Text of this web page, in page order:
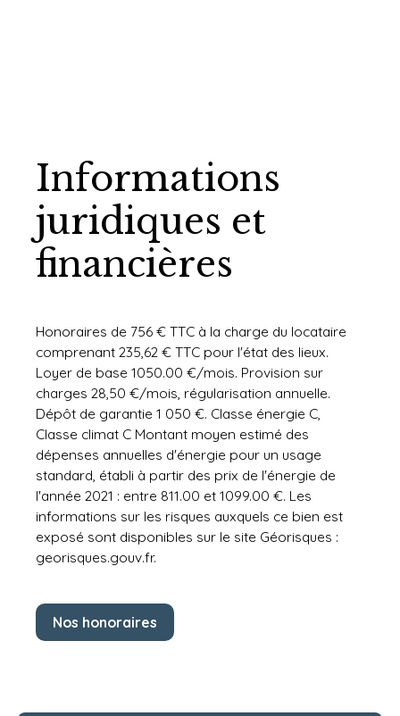
Informations
juridiques et
financières
Honoraires de 756 € TTC à la charge du locataire
comprenant 235,62 € TTC pour l'état des lieux.
Loyer de base 1050.00 €/mois. Provision sur
charges 28,50 €/mois, régularisation annuelle.
Dépôt de garantie 1 050 €. Classe énergie C,
Classe climat C Montant moyen estimé des
dépenses annuelles d'énergie pour un usage
standard, établi à partir des prix de l'énergie de
l'année 2021 : entre 811.00 et 1099.00 €. Les
informations sur les risques auxquels ce bien est
exposé sont disponibles sur le site Géorisques :
georisques.gouv.fr.
Nos honoraires